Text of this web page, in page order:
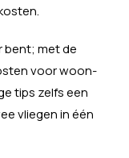
bent; met de
voor woon-
tips zelfs een
vliegen in één